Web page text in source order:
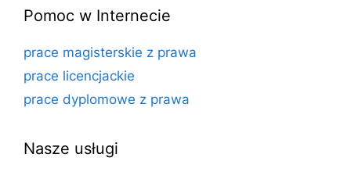
Pomoc w Internecie
prace magisterskie z prawa
prace licencjackie
prace dyplomowe z prawa
Nasze usługi